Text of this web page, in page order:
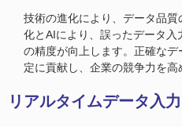
技術の進化により、データ品
化とAIにより、誤ったデータ入
の精度が向上します。正確な
定に貢献し、企業の競争力を高
リアルタイムデータ入力